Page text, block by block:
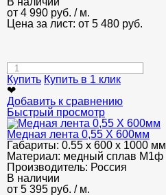
от 4 990 руб. / м.
Цена за лист: от 5 480 руб.
Купить Купить в 1 клик
❤
Добавить к сравнению
Быстрый просмотр
Медная лента 0,55 Х 600мм
Габариты: 0.55 х 600 х 1000 мм
Материал: медный сплав М1ф
Производитель: Россия
В наличии
от 5 395 руб. / м.